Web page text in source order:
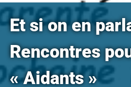
Et si on en
Rencontres
« Aidants »